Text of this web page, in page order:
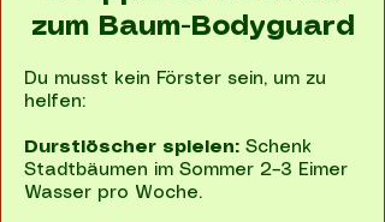
zum Baum-Bodyguard
Du musst kein Förster sein, um zu
helfen:
Durstlöscher spielen: Schenk
Stadtbäumen im Sommer 2–3 Eimer
Wasser pro Woche.